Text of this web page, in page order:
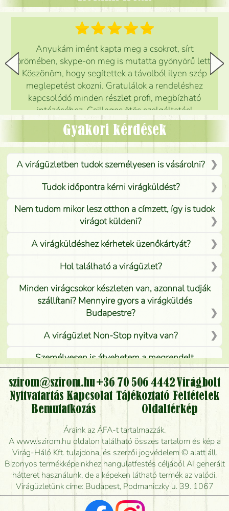
Anyukám imént kapta meg a csokrot, sírt
örömében, skype-on meg is mutatta gyönyörű lett.
Köszönöm, hogy segítettek a távolból ilyen szép
meglepetést okozni. Gratulálok a rendeléshez
kapcsolódó minden részlet profi, megbízható
intézéséhez. Csillagos ötös szolgáltatás!
Mónika
Gyakori kérdések
A virágüzletben tudok személyesen is vásárolni?
Tudok időpontra kérni virágküldést?
Nem tudom mikor lesz otthon a címzett, így is tudok
virágot küldeni?
A virágküldéshez kérhetek üzenőkártyát?
Hol található a virágüzlet?
Minden virágcsokor készleten van, azonnal tudják
szállítani? Mennyire gyors a virágküldés
Budapestre?
A virágüzlet Non-Stop nyitva van?
Személyesen is átvehetem a megrendelt
virágcsokrot, vagy csak virágküldéssel, kiszállítással
kérhető?
Vidékre is lehet rendelni?
Meddig rendelhetek virágküldést úgy, hogy még ma
kiszállítsák?
Mennyire gyorsan tudják elkészíteni a csokrot, és
mikor tudják leghamarabb kiszállítani?
Vörös rózsát keresek, van önöknél?
szirom@szirom.hu +36 70 506 4442Virágbolt
Nyitvatartás Kapcsolat Tájékoztató Feltételek
Bemutatkozás
Oldaltérkép
Áraink az ÁFA-t tartalmazzák.
A www.szirom.hu oldalon található összes tartalom és kép a
Virág-Háló Kft. tulajdona, és szerzői jogvédelem © alatt áll.
Bizonyos termékképeinkhez hangulatfestés céljából AI generált
hátteret használunk, de a képeken látható termék az valódi.
Virágüzletünk címe: Budapest, Podmaniczky u. 39. 1067